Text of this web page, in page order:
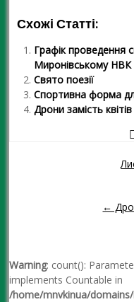
Схожі Статті:
Графік проведення
Миронівському НВК
Свято поезії
Спортивна форма
Дрони замість квітів
Навігація
←
Warning: count():
implements Countable in
/home/mnvkinua/